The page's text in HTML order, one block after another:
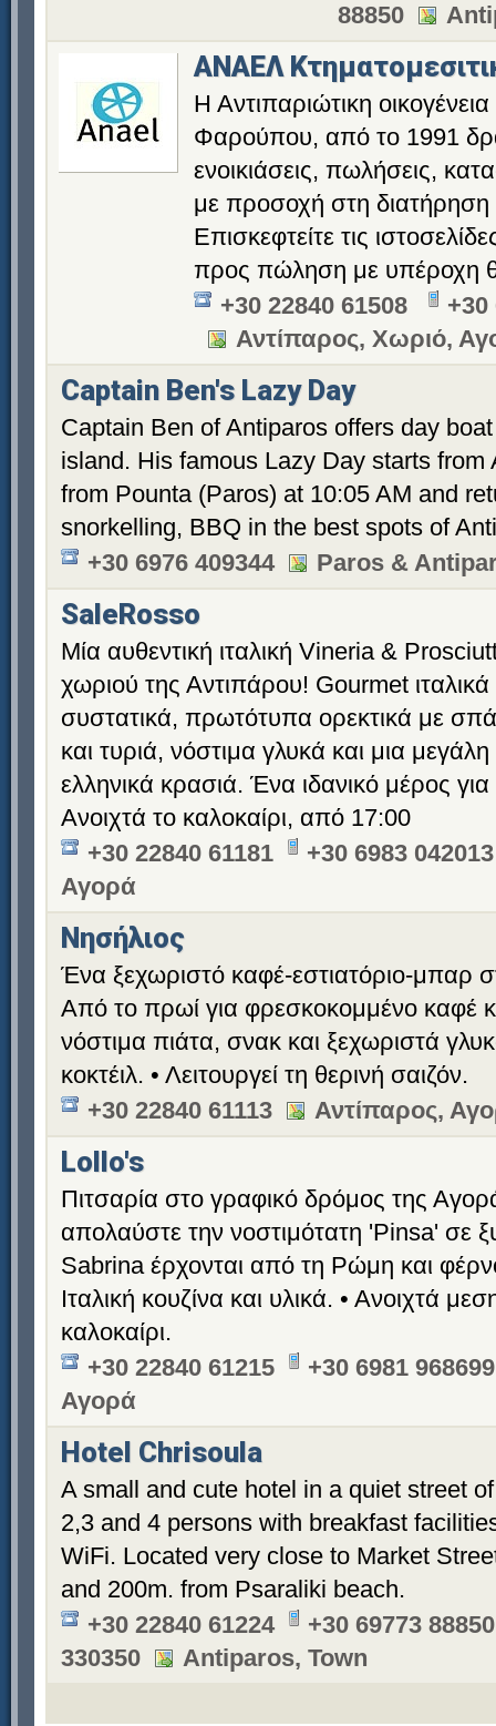
88850
ΑΝΑΕΛ
Η Αντιπαριώτικη
Φαρούπου, από το 1991
ενοικιάσεις, πωλήσεις,
με προσοχή στη διατήρηση
Επισκεφτείτε τις
προς πώληση με υπέροχη
+30 22840 61508
+30
Αντίπαρος, Χωριό,
Captain Ben's Lazy Day
Captain Ben of Antiparos offers day
island. His famous Lazy Day starts from
from Pounta (Paros) at 10:05 AM and
snorkelling, BBQ in the best spots of
+30 6976 409344
Paros &
SaleRosso
Μία αυθεντική ιταλική Vineria &
χωριού της Αντιπάρου! Gourmet ιταλικά
συστατικά, πρωτότυπα ορεκτικά με
και τυριά, νόστιμα γλυκά και μια
ελληνικά κρασιά. Ένα ιδανικό μέρος για
Ανοιχτά το καλοκαίρι, από 17:00
+30 22840 61181
+30 6983 042013
Αγορά
Νησήλιος
Ένα ξεχωριστό καφέ-εστιατόριο-μπαρ
Από το πρωί για φρεσκοκομμένο καφέ
νόστιμα πιάτα, σνακ και ξεχωριστά
κοκτέιλ. • Λειτουργεί τη θερινή σαιζόν.
+30 22840 61113
Αντίπαρος,
Lollo's
Πιτσαρία στο γραφικό δρόμος της
απολαύστε την νοστιμότατη 'Pinsa' σε
Sabrina έρχονται από τη Ρώμη και
Ιταλική κουζίνα και υλικά. • Ανοιχτά
καλοκαίρι.
+30 22840 61215
+30 6981 968699
Αγορά
Hotel Chrisoula
A small and cute hotel in a quiet street
2,3 and 4 persons with breakfast
WiFi. Located very close to Market
and 200m. from Psaraliki beach.
+30 22840 61224
+30 69773
330350
Antiparos, Town